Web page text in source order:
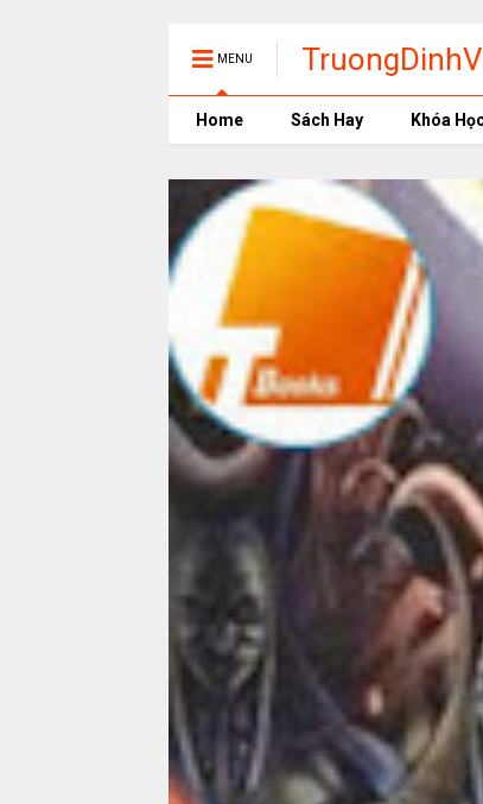
MENU
phần mềm
Home Sách Hay Khóa